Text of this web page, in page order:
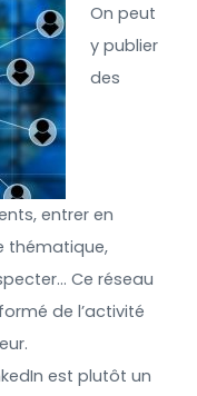
On peut
y publier
des
entrer en
thématique,
Ce réseau
de l’activité
est plutôt un